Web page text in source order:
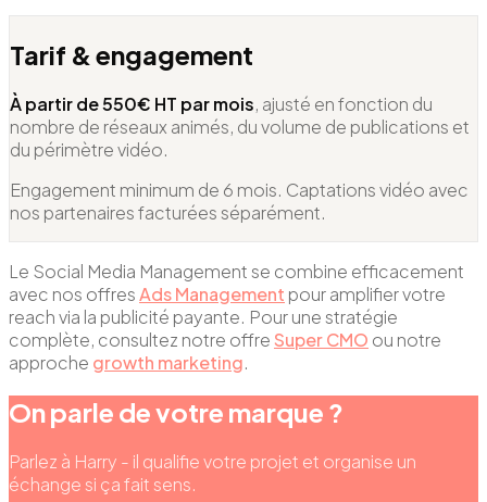
Tarif & engagement
À partir de 550€ HT par mois, ajusté en fonction du
nombre de réseaux animés, du volume de publications et
du périmètre vidéo.
Engagement minimum de 6 mois. Captations vidéo avec
nos partenaires facturées séparément.
Le Social Media Management se combine efficacement
avec nos offresAds Management pour amplifier votre
reach via la publicité payante. Pour une stratégie
complète, consultez notre offre Super CMO ou notre
approche growth marketing.
On parle de votre marque ?
Parlez à Harry - il qualifie votre projet et organise un
échange si ça fait sens.